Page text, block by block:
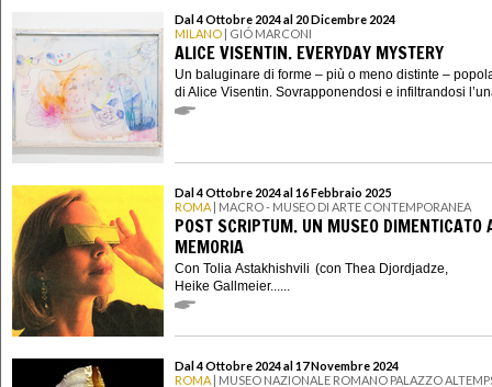
Dal 4 Ottobre 2024 al 20 Dicembre 2024
MILANO | GIÓ MARCONI
ALICE VISENTIN. EVERYDAY MYSTERY
Un baluginare di forme – più o meno distinte –
di Alice Visentin. Sovrapponendosi e infiltrandosi
Dal 4 Ottobre 2024 al 16 Febbraio 2025
ROMA | MACRO - MUSEO DI ARTE CONTEMPORANEA
POST SCRIPTUM. UN MUSEO DIMENTICATO
MEMORIA
Con Tolia Astakhishvili (con Thea Djordjadze,
Heike Gallmeier......
Dal 4 Ottobre 2024 al 17 Novembre 2024
ROMA | MUSEO NAZIONALE ROMANO PALAZZO